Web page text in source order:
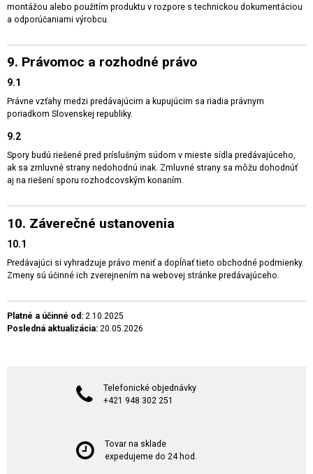
montážou alebo použitím produktu v rozpore s technickou dokumentáciou
a odporúčaniami výrobcu.
9. Právomoc a rozhodné právo
9.1
Právne vzťahy medzi predávajúcim a kupujúcim sa riadia právnym
poriadkom Slovenskej republiky.
9.2
Spory budú riešené pred príslušným súdom v mieste sídla predávajúceho,
ak sa zmluvné strany nedohodnú inak. Zmluvné strany sa môžu dohodnúť
aj na riešení sporu rozhodcovským konaním.
10. Záverečné ustanovenia
10.1
Predávajúci si vyhradzuje právo meniť a dopĺňať tieto obchodné podmienky.
Zmeny sú účinné ich zverejnením na webovej stránke predávajúceho.
Platné a účinné od: 2.10.2025
Posledná aktualizácia: 20.05.2026
Telefonické objednávky
+421 948 302 251
Tovar na sklade
expedujeme do 24 hod.